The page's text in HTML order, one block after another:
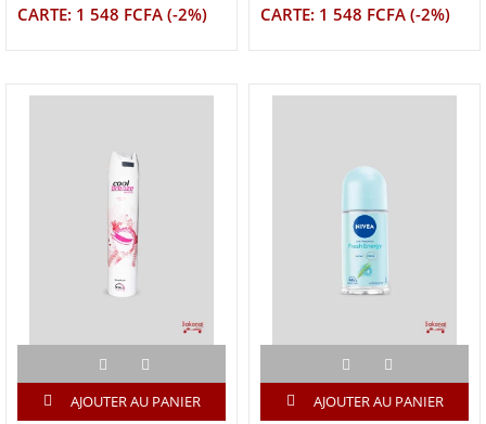
CARTE: 1 548 FCFA (-2%)
CARTE: 1 548 FCFA (-2%)
AJOUTER AU PANIER AJOUTER AU PANIER